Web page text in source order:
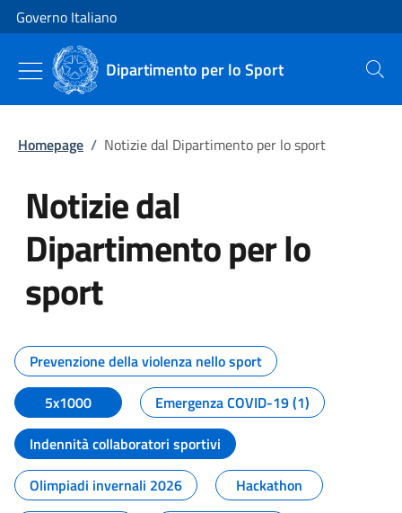
Vai al contenuto
Vai alla navigazione del sito
Governo Italiano
Dipartimento per lo Sport Cerca
Homepage / Notizie dal Dipartimento per lo sport
Notizie dal
Dipartimento per lo
sport
Tutti i contenuti della pagina
Prevenzione della violenza nello sport
5x1000
Emergenza COVID-19 (1)
Indennità collaboratori sportivi
Olimpiadi invernali 2026
Hackathon